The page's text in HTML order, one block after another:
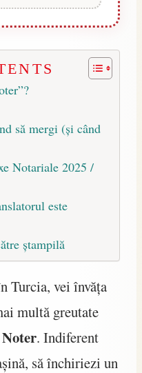
să mergi (și când
Notariale 2025 /
este
ștampilă
Turcia, vei învăța
multă greutate
Noter. Indiferent
să închiriezi un